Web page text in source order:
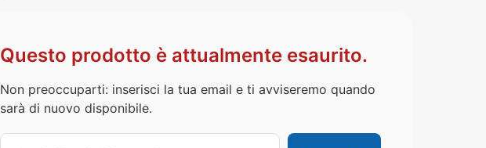
Questo prodotto è attualmente esaurito.
Non preoccuparti: inserisci la tua email e ti avviseremo quando
sarà di nuovo disponibile.